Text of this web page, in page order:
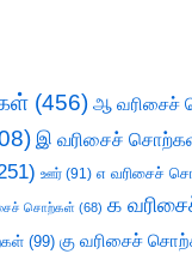
(456) ஆ வரிசைச்
இ வரிசைச்
ஊர் (91) எ வரிசைச்
சொற்கள் (68) க
(99) கு வரிசைச்